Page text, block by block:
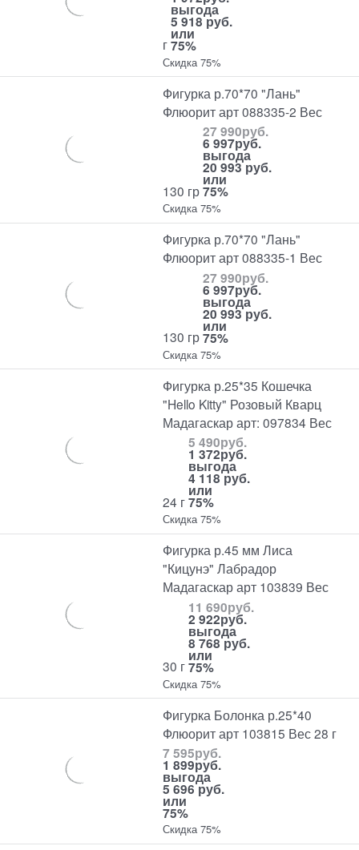
г
выгода
5 918 руб.
или
75%
Скидка 75%
Фигурка р.70*70 "Лань"
Флюорит арт 088335-2 Вес
130 гр
27 990руб.
6 997руб.
выгода
20 993 руб.
или
75%
Скидка 75%
Фигурка р.70*70 "Лань"
Флюорит арт 088335-1 Вес
130 гр
27 990руб.
6 997руб.
выгода
20 993 руб.
или
75%
Скидка 75%
Фигурка р.25*35 Кошечка
"Hello Kitty" Розовый Кварц
Мадагаскар арт: 097834 Вес
24 г
5 490руб.
1 372руб.
выгода
4 118 руб.
или
75%
Скидка 75%
Фигурка р.45 мм Лиса
"Кицунэ" Лабрадор
Мадагаскар арт 103839 Вес
30 г
11 690руб.
2 922руб.
выгода
8 768 руб.
или
75%
Скидка 75%
Фигурка Болонка р.25*40
Флюорит арт 103815 Вес 28 г
7 595руб.
1 899руб.
выгода
5 696 руб.
или
75%
Скидка 75%